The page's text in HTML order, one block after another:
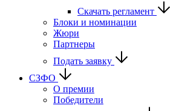
Скачать регламент
Блоки и номинации
Жюри
Партнеры
Подать заявку
СЗФО
О премии
Победители